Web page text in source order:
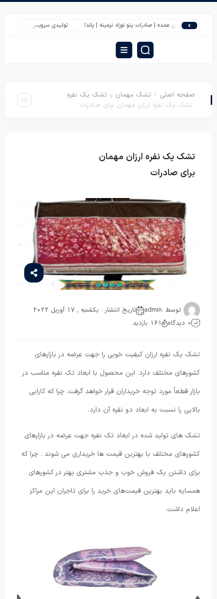
ژله ای عمده | صادرات پتو نوزاد نرمینه | پاندا تولیدی سرویس تشک مسافرتی
صفحه اصلی > تشک مهمان و تشک یک نفره :
تشک یک نفره ارزان مهمان برای صادرات
تشک یک نفره ارزان مهمان
برای صادرات
توسط :admin
تاریخ انتشار : یکشنبه , 17 آوریل 2022
0 دیدگاه
161 بازدید
تشک یک نفره ارزان کیفیت خوبی را جهت عرضه در بازارهای
کشورهای مختلف دارد. این محصول با ابعاد تک نفره مناسب در
بازار قطعاً مورد توجه خریداران قرار خواهد گرفت. چرا که کارایی
بالایی را نسبت به ابعاد دو نفره آن دارد.
تشک های تولید شده در ابعاد تک نفره جهت عرضه در بازارهای
کشورهای مختلف با بهترین قیمت ها خریداری می ‌شوند . چرا که
برای داشتن یک فروش خوب و جذب مشتری بهتر در کشورهای
همسایه باید بهترین قیمت‌های خرید را برای تاجران این مراکز
اعلام داشت.